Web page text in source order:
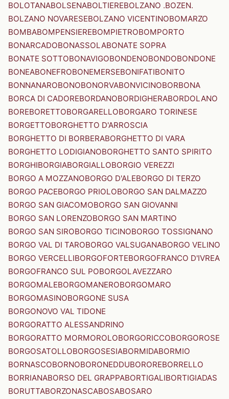
BOLOTANABOLSENABOLTIEREBOLZANO .BOZEN.
BOLZANO NOVARESEBOLZANO VICENTINOBOMARZO
BOMBABOMPENSIEREBOMPIETROBOMPORTO
BONARCADOBONASSOLABONATE SOPRA
BONATE SOTTOBONAVIGOBONDENOBONDOBONDONE
BONEABONEFROBONEMERSEBONIFATIBONITO
BONNANAROBONOBONORVABONVICINOBORBONA
BORCA DI CADOREBORDANOBORDIGHERABORDOLANO
BOREBORETTOBORGARELLOBORGARO TORINESE
BORGETTOBORGHETTO D'ARROSCIA
BORGHETTO DI BORBERABORGHETTO DI VARA
BORGHETTO LODIGIANOBORGHETTO SANTO SPIRITO
BORGHIBORGIABORGIALLOBORGIO VEREZZI
BORGO A MOZZANOBORGO D'ALEBORGO DI TERZO
BORGO PACEBORGO PRIOLOBORGO SAN DALMAZZO
BORGO SAN GIACOMOBORGO SAN GIOVANNI
BORGO SAN LORENZOBORGO SAN MARTINO
BORGO SAN SIROBORGO TICINOBORGO TOSSIGNANO
BORGO VAL DI TAROBORGO VALSUGANABORGO VELINO
BORGO VERCELLIBORGOFORTEBORGOFRANCO D'IVREA
BORGOFRANCO SUL POBORGOLAVEZZARO
BORGOMALEBORGOMANEROBORGOMARO
BORGOMASINOBORGONE SUSA
BORGONOVO VAL TIDONE
BORGORATTO ALESSANDRINO
BORGORATTO MORMOROLOBORGORICCOBORGOROSE
BORGOSATOLLOBORGOSESIABORMIDABORMIO
BORNASCOBORNOBORONEDDUBOROREBORRELLO
BORRIANABORSO DEL GRAPPABORTIGALIBORTIGIADAS
BORUTTABORZONASCABOSABOSARO